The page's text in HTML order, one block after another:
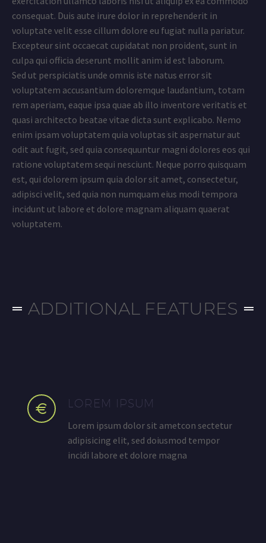
consequat. Duis aute irure dolor in reprehenderit in
voluptate velit esse cillum dolore eu fugiat nulla pariatur.
Excepteur sint occaecat cupidatat non proident, sunt in
culpa qui officia deserunt mollit anim id est laborum.
Sed ut perspiciatis unde omnis iste natus error sit
voluptatem accusantium doloremque laudantium, totam
rem aperiam, eaque ipsa quae ab illo inventore veritatis et
quasi architecto beatae vitae dicta sunt explicabo. Nemo
enim ipsam voluptatem quia voluptas sit aspernatur aut
odit aut fugit, sed quia consequuntur magni dolores eos qui
ratione voluptatem sequi nesciunt. Neque porro quisquam
est, qui dolorem ipsum quia dolor sit amet, consectetur,
adipisci velit, sed quia non numquam eius modi tempora
incidunt ut labore et dolore magnam aliquam quaerat
voluptatem.
ADDITIONAL FEATURES​
LOREM IPSUM
Lorem ipsum dolor sit ametcon sectetur
adipisicing elit, sed doiusmod tempor
incidi labore et dolore magna